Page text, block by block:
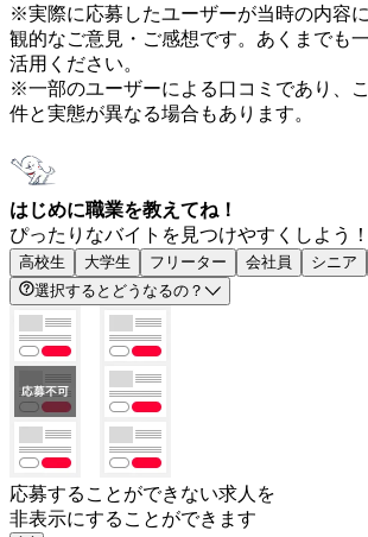
※実際に応募したユーザーが当時の内容
観的なご意見・ご感想です。あくまでも
活用ください。
※一部のユーザーによる口コミであり、
件と実態が異なる場合もあります。
はじめに職業を教えてね！
ぴったりなバイトを見つけやすくしよう！
高校生 大学生 フリーター 会社員 シニア
選択するとどうなるの？
応募することができない求人を
非表示にすることができます